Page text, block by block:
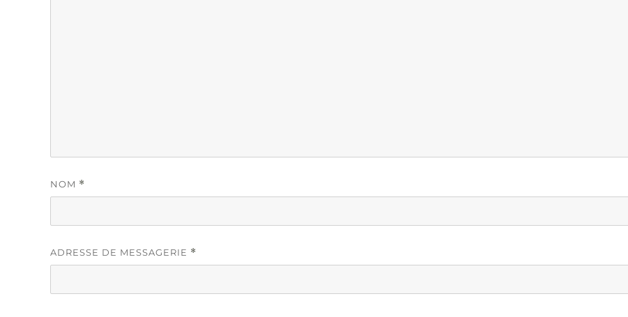
NOM *
ADRESSE DE MESSAGERIE *